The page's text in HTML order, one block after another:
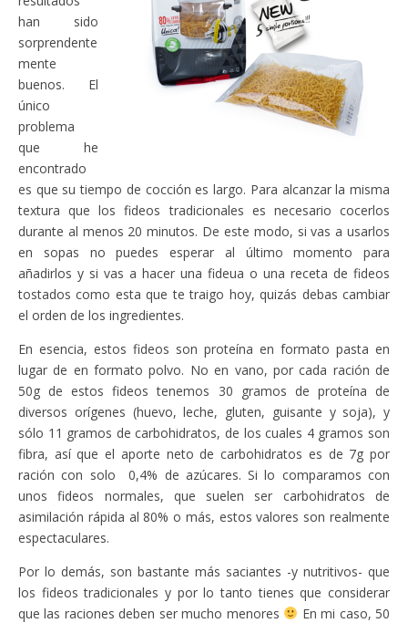
han sido
sorprendente
mente
buenos. El
único
problema
que he
encontrado
es que su tiempo de cocción es largo. Para alcanzar la misma
textura que los fideos tradicionales es necesario cocerlos
durante al menos 20 minutos. De este modo, si vas a usarlos
en sopas no puedes esperar al último momento para
añadirlos y si vas a hacer una fideua o una receta de fideos
tostados como esta que te traigo hoy, quizás debas cambiar
el orden de los ingredientes.
En esencia, estos fideos son proteína en formato pasta en
lugar de en formato polvo. No en vano, por cada ración de
50g de estos fideos tenemos 30 gramos de proteína de
diversos orígenes (huevo, leche, gluten, guisante y soja), y
sólo 11 gramos de carbohidratos, de los cuales 4 gramos son
fibra, así que el aporte neto de carbohidratos es de 7g por
ración con solo 0,4% de azúcares. Si lo comparamos con
unos fideos normales, que suelen ser carbohidratos de
asimilación rápida al 80% o más, estos valores son realmente
espectaculares.
Por lo demás, son bastante más saciantes -y nutritivos- que
los fideos tradicionales y por lo tanto tienes que considerar
que las raciones deben ser mucho menores
En mi caso, 50